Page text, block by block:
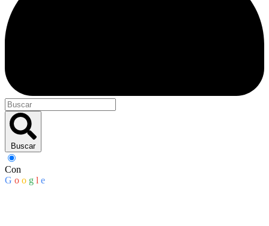
Buscar
Con
G o o g l e